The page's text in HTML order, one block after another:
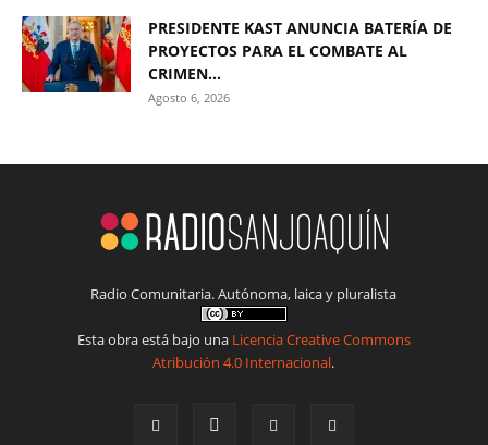
PRESIDENTE KAST ANUNCIA BATERÍA DE
PROYECTOS PARA EL COMBATE AL
CRIMEN...
Agosto 6, 2026
Radio Comunitaria. Autónoma, laica y pluralista
Esta obra está bajo una Licencia Creative Commons
Atribución 4.0 Internacional.